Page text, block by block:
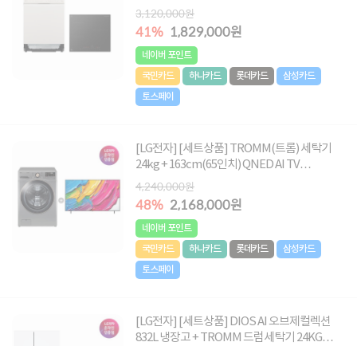
션(3구/블랙) [5BG1E-ASB2E/빌트인전용]
3,120,000원
41% 1,829,000원
네이버 포인트
국민카드
하나카드 롯데카드
삼성카드
토스페이
[LG전자] [세트상품] TROMM(트롬) 세탁기
24kg + 163cm(65인치) QNED AI TV
[F24VDLPR+65QNED75AEA]
4,240,000원
48% 2,168,000원
네이버 포인트
국민카드
하나카드 롯데카드
삼성카드
토스페이
[LG전자] [세트상품] DIOS AI 오브제컬렉션
832L 냉장고 + TROMM 드럼세탁기 24KG